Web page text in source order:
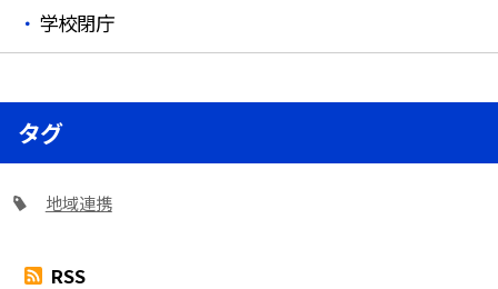
学校閉庁
タグ
地域連携
RSS